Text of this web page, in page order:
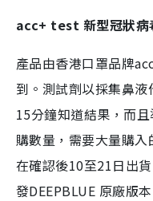
acc+ test 新型冠狀病
產品由香港口罩品牌
到。測試劑以採集鼻
15分鐘知道結果，而
購數量，需要大量購
在確認後10至21日出
發DEEPBLUE 原廠版本